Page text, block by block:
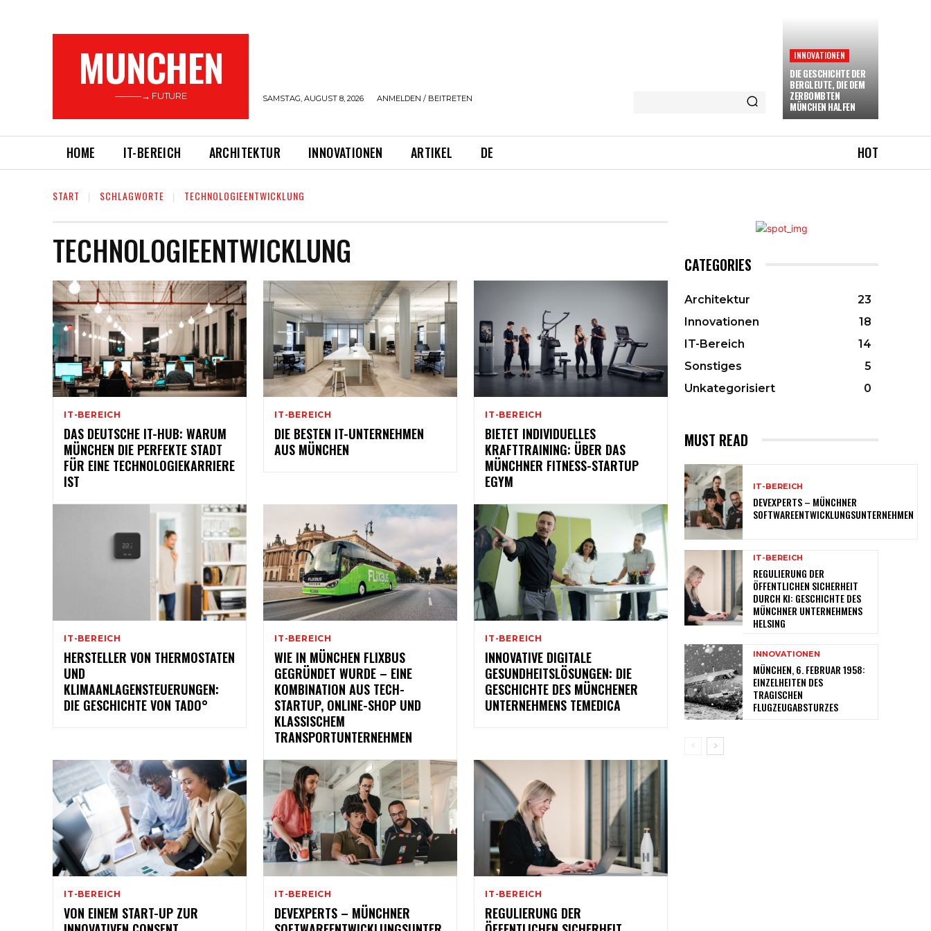
MUNCHEN
———→ FUTURE SAMSTAG, AUGUST 8, 2026 ANMELDEN / BEITRETEN
INNOVATIONEN
DIE GESCHICHTE DER
BERGLEUTE, DIE DEM
ZERBOMBTEN
MÜNCHEN HALFEN
HOME IT-BEREICH ARCHITEKTUR INNOVATIONEN ARTIKEL DE HOT
START SCHLAGWORTE TECHNOLOGIEENTWICKLUNG
TECHNOLOGIEENTWICKLUNG
IT-BEREICH
DAS DEUTSCHE IT-HUB: WARUM
MÜNCHEN DIE PERFEKTE STADT
FÜR EINE TECHNOLOGIEKARRIERE
IST
IT-BEREICH
DIE BESTEN IT-UNTERNEHMEN
AUS MÜNCHEN
IT-BEREICH
BIETET INDIVIDUELLES
KRAFTTRAINING: ÜBER DAS
MÜNCHNER FITNESS-STARTUP
EGYM
IT-BEREICH
HERSTELLER VON THERMOSTATEN
UND
KLIMAANLAGENSTEUERUNGEN:
DIE GESCHICHTE VON TADO°
IT-BEREICH
WIE IN MÜNCHEN FLIXBUS
GEGRÜNDET WURDE – EINE
KOMBINATION AUS TECH-
STARTUP, ONLINE-SHOP UND
KLASSISCHEM
TRANSPORTUNTERNEHMEN
IT-BEREICH
INNOVATIVE DIGITALE
GESUNDHEITSLÖSUNGEN: DIE
GESCHICHTE DES MÜNCHENER
UNTERNEHMENS TEMEDICA
IT-BEREICH
VON EINEM START-UP ZUR
IT-BEREICH
DEVEXPERTS – MÜNCHNER
IT-BEREICH
REGULIERUNG DER
CATEGORIES
Architektur
23
Innovationen
18
IT-Bereich
14
Sonstiges
5
Unkategorisiert
0
MUST READ
IT-BEREICH
DEVEXPERTS – MÜNCHNER
SOFTWAREENTWICKLUNGSUNTERNEHMEN
IT-BEREICH
REGULIERUNG DER
ÖFFENTLICHEN SICHERHEIT
DURCH KI: GESCHICHTE DES
MÜNCHNER UNTERNEHMENS
HELSING
INNOVATIONEN
MÜNCHEN, 6. FEBRUAR 1958:
EINZELHEITEN DES
TRAGISCHEN
FLUGZEUGABSTURZES